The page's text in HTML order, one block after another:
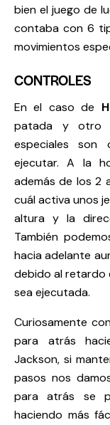
bien el juego de
contaba con 6
movimientos
CONTROLES
En el caso de
patada y otro
especiales son
ejecutar. A la
además de los 2
cuál activa unos
altura y la
También
hacia adelante
debido al retardo
sea ejecutada.
Curiosamente
para atrás
Jackson, si
pasos nos
para atrás se
haciendo más